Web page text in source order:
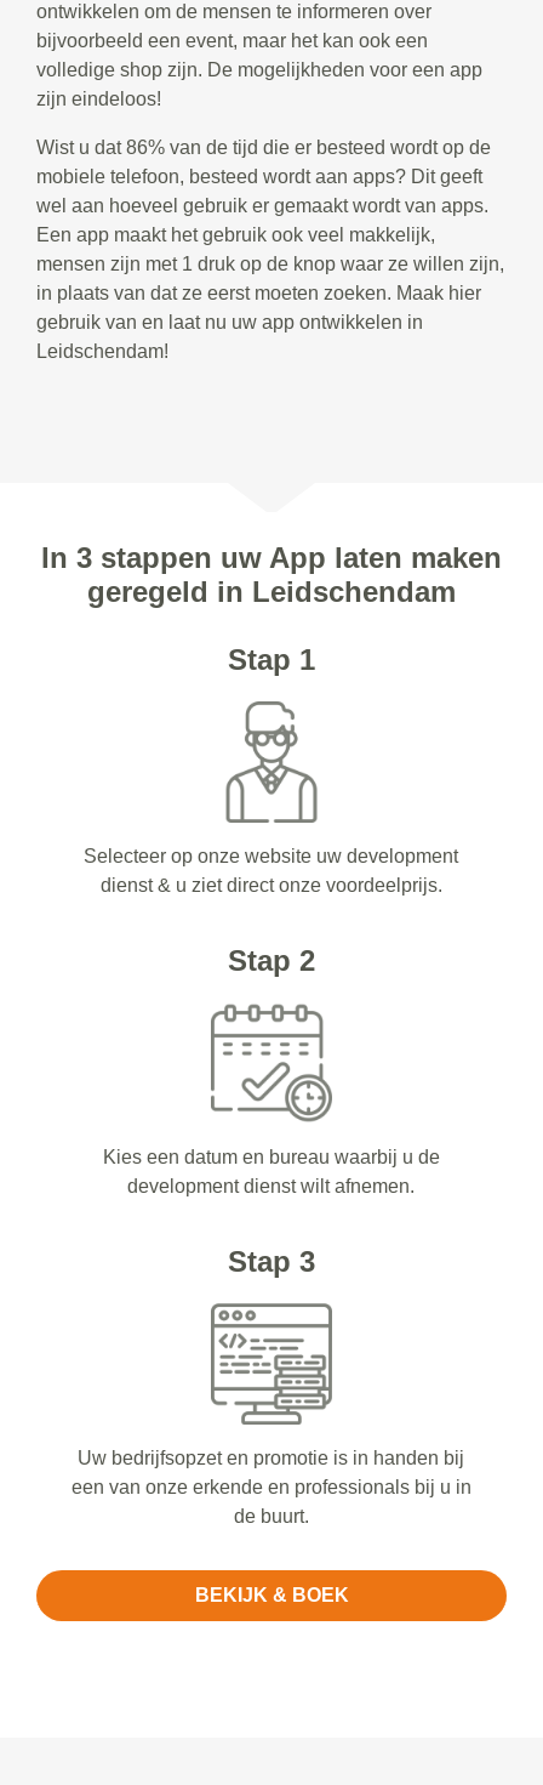
ontwikkelen om de mensen te informeren over
bijvoorbeeld een event, maar het kan ook een
volledige shop zijn. De mogelijkheden voor een app
zijn eindeloos!
Wist u dat 86% van de tijd die er besteed wordt op de
mobiele telefoon, besteed wordt aan apps? Dit geeft
wel aan hoeveel gebruik er gemaakt wordt van apps.
Een app maakt het gebruik ook veel makkelijk,
mensen zijn met 1 druk op de knop waar ze willen zijn,
in plaats van dat ze eerst moeten zoeken. Maak hier
gebruik van en laat nu uw app ontwikkelen in
Leidschendam!
In 3 stappen uw App laten maken
geregeld in Leidschendam
Stap 1
Selecteer op onze website uw development
dienst & u ziet direct onze voordeelprijs.
Stap 2
Kies een datum en bureau waarbij u de
development dienst wilt afnemen.
Stap 3
Uw bedrijfsopzet en promotie is in handen bij
een van onze erkende en professionals bij u in
de buurt.
BEKIJK & BOEK